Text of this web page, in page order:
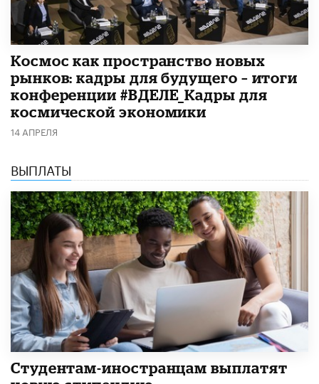
Космос как пространство новых
рынков: кадры для будущего – итоги
конференции #ВДЕЛЕ_Кадры для
космической экономики
14 АПРЕЛЯ
ВЫПЛАТЫ
Студентам-иностранцам выплатят